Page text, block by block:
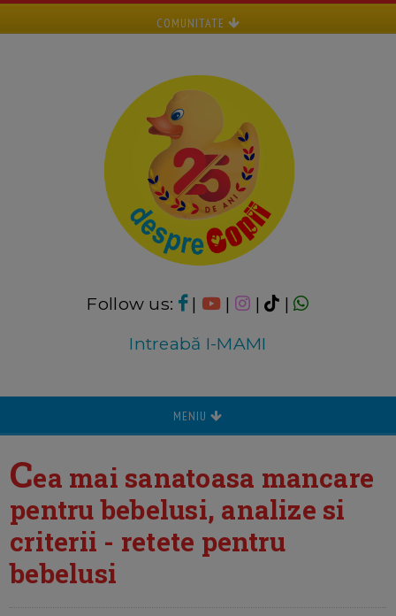
COMUNITATE
Follow us: | | |
|
Intreabă I-MAMI
MENIU
Cea mai sanatoasa mancare
pentru bebelusi, analize si
criterii - retete pentru
bebelusi